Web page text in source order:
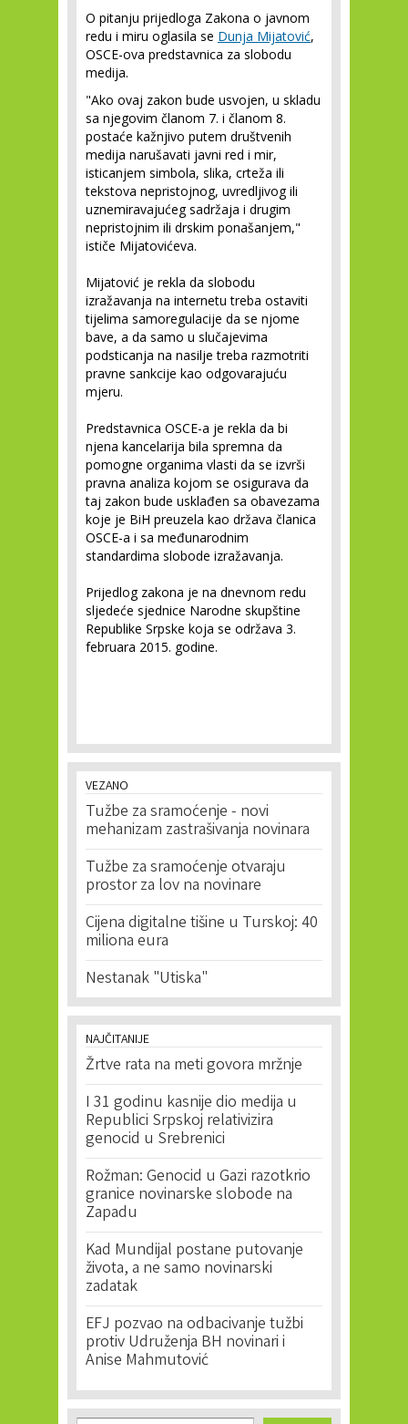
O pitanju prijedloga Zakona o javnom
redu i miru oglasila se Dunja Mijatović,
OSCE-ova predstavnica za slobodu
medija.
"Ako ovaj zakon bude usvojen, u skladu
sa njegovim članom 7. i članom 8.
postaće kažnjivo putem društvenih
medija narušavati javni red i mir,
isticanjem simbola, slika, crteža ili
tekstova nepristojnog, uvredljivog ili
uznemiravajućeg sadržaja i drugim
nepristojnim ili drskim ponašanjem,"
ističe Mijatovićeva.
Mijatović je rekla da slobodu
izražavanja na internetu treba ostaviti
tijelima samoregulacije da se njome
bave, a da samo u slučajevima
podsticanja na nasilje treba razmotriti
pravne sankcije kao odgovarajuću
mjeru.
Predstavnica OSCE-a je rekla da bi
njena kancelarija bila spremna da
pomogne organima vlasti da se izvrši
pravna analiza kojom se osigurava da
taj zakon bude usklađen sa obavezama
koje je BiH preuzela kao država članica
OSCE-a i sa međunarodnim
standardima slobode izražavanja.
Prijedlog zakona je na dnevnom redu
sljedeće sjednice Narodne skupštine
Republike Srpske koja se održava 3.
februara 2015. godine.
VEZANO
Tužbe za sramoćenje - novi
mehanizam zastrašivanja novinara
Tužbe za sramoćenje otvaraju
prostor za lov na novinare
Cijena digitalne tišine u Turskoj: 40
miliona eura
Nestanak "Utiska"
NAJČITANIJE
Žrtve rata na meti govora mržnje
I 31 godinu kasnije dio medija u
Republici Srpskoj relativizira
genocid u Srebrenici
Rožman: Genocid u Gazi razotkrio
granice novinarske slobode na
Zapadu
Kad Mundijal postane putovanje
života, a ne samo novinarski
zadatak
EFJ pozvao na odbacivanje tužbi
protiv Udruženja BH novinari i
Anise Mahmutović